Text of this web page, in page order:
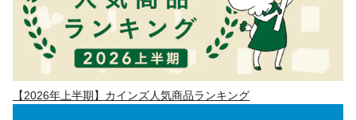
【2026年上半期】カインズ人気商品ランキング